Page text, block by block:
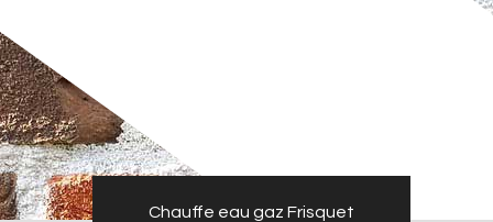
Chauffe eau gaz Frisquet